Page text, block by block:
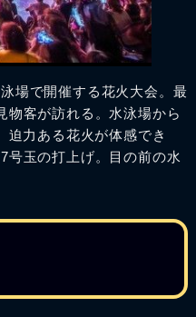
場で開催する花火大会。最
物客が訪れる。水泳場から
迫力ある花火が体感でき
号玉の打上げ。目の前の水